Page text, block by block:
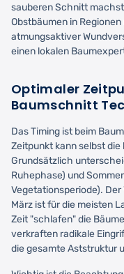
sauberen Schnitt
Obstbäumen in
atmungsaktiver
einen lokalen
Optimaler
Baumschnitt
Das Timing ist beim
Zeitpunkt kann selbst
Grundsätzlich
Ruhephase) und
Vegetationsperiode).
März ist für die meisten
Zeit "schlafen" die
verkraften radikale
die gesamte Aststruktur